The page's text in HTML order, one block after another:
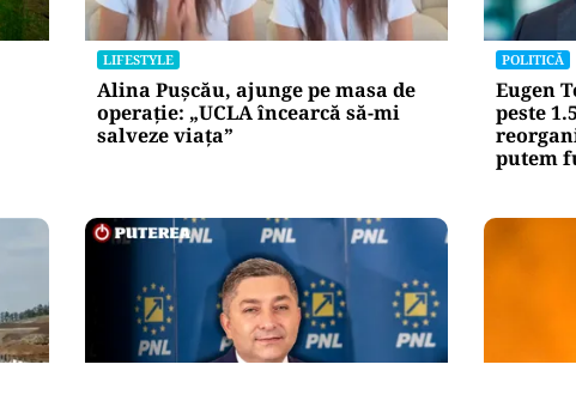
LIFESTYLE
Alina Pușcău, ajunge pe masa de
operație: „UCLA încearcă să-mi
salveze viața”
POLITICĂ
Eugen
peste
putem